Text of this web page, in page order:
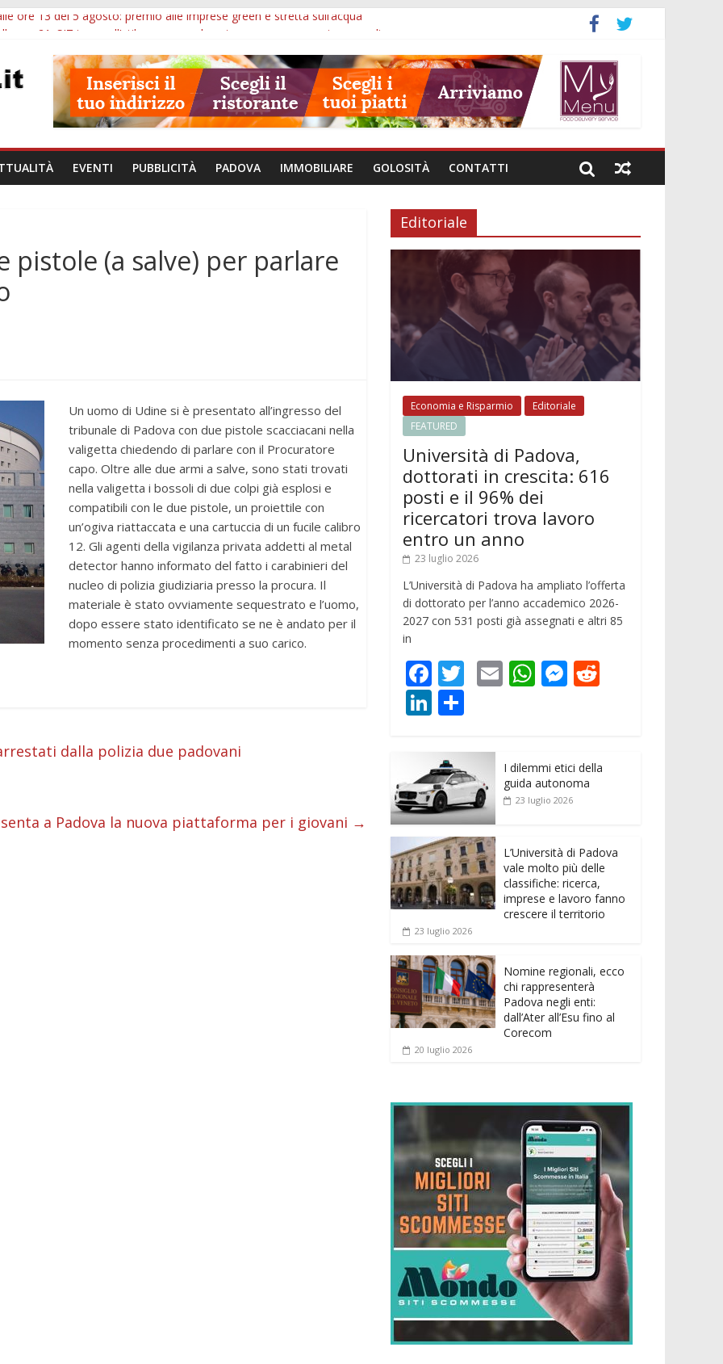
ore 13 del 5 agosto: premio alle imprese green e stretta sull’acqua
tempo alle imprese del Padovano: prorogate le comunicazioni sugli investimenti
non fanno perdere la NASpI: le tutele previste nei casi di violenza di genere
uno studio dell’Università di Padova parte dall’infiammazione intestinale
EVENTI PUBBLICITÀ PADOVA IMMOBILIARE GOLOSITÀ CONTATTI
pistole (a salve) per parlare
Un uomo di Udine si è presentato all’ingresso del
tribunale di Padova con due pistole scacciacani nella
valigetta chiedendo di parlare con il Procuratore
capo. Oltre alle due armi a salve, sono stati trovati
nella valigetta i bossoli di due colpi già esplosi e
compatibili con le due pistole, un proiettile con
un’ogiva riattaccata e una cartuccia di un fucile calibro
12. Gli agenti della vigilanza privata addetti al metal
detector hanno informato del fatto i carabinieri del
nucleo di polizia giudiziaria presso la procura. Il
materiale è stato ovviamente sequestrato e l’uomo,
dopo essere stato identificato se ne è andato per il
momento senza procedimenti a suo carico.
dalla polizia due padovani
a Padova la nuova piattaforma per i giovani →
Editoriale
Economia e Risparmio
Editoriale
FEATURED
Università di Padova,
dottorati in crescita: 616
posti e il 96% dei
ricercatori trova lavoro
entro un anno
23 luglio 2026
L’Università di Padova ha ampliato l’offerta
di dottorato per l’anno accademico 2026-
2027 con 531 posti già assegnati e altri 85
in
F
ac
e
b
o
o
k
T
er
E W
A
p
M
n
g
t
Li
k
e
dI
n
n
di
vi
di
I dilemmi etici della
guida autonoma
23 luglio 2026
L’Università di Padova
vale molto più delle
classifiche: ricerca,
imprese e lavoro fanno
crescere il territorio
23 luglio 2026
Nomine regionali, ecco
chi rappresenterà
Padova negli enti:
dall’Ater all’Esu fino al
Corecom
20 luglio 2026